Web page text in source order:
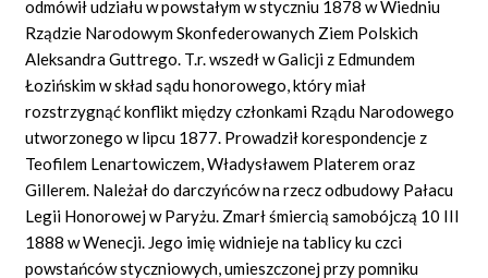
odmówił udziału w powstałym w styczniu 1878 w Wiedniu
Rządzie Narodowym Skonfederowanych Ziem Polskich
Aleksandra Guttrego. T.r. wszedł w Galicji z Edmundem
Łozińskim w skład sądu honorowego, który miał
rozstrzygnąć konflikt między członkami Rządu Narodowego
utworzonego w lipcu 1877. Prowadził korespondencje z
Teofilem Lenartowiczem, Władysławem Platerem oraz
Gillerem. Należał do darczyńców na rzecz odbudowy Pałacu
Legii Honorowej w Paryżu. Zmarł śmiercią samobójczą 10 III
1888 w Wenecji. Jego imię widnieje na tablicy ku czci
powstańców styczniowych, umieszczonej przy pomniku